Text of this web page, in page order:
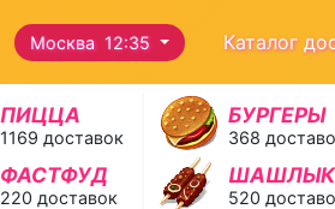
Москва 12:35 Каталог
ПИЦЦА
1169 доставок
БУРГЕРЫ
368
ФАСТФУД
220 доставок
ШАШЛЫК
520